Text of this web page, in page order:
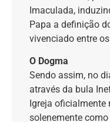
Imaculada,
Papa a definição
vivenciado entre
O Dogma
Sendo assim, no
através da bula
Igreja oficialmente
solenemente